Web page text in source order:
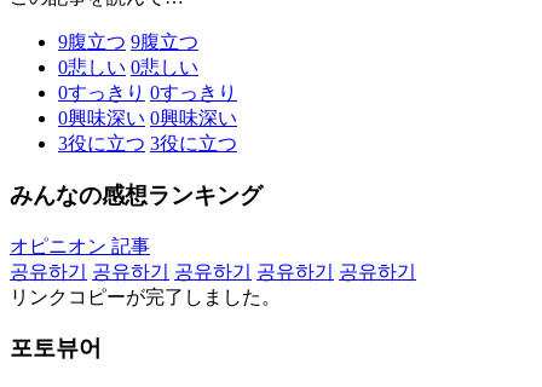
9腹立つ 9腹立つ
0悲しい 0悲しい
0すっきり 0すっきり
0興味深い 0興味深い
3役に立つ 3役に立つ
みんなの感想ランキング
オピニオン 記事
공유하기
공유하기 공유하기 공유하기
공유하기
リンクコピーが完了しました。
포토뷰어